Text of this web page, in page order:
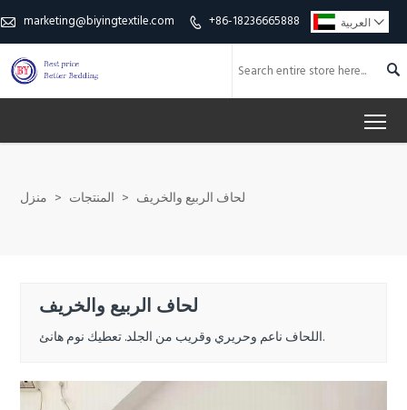
 marketing@biyingtextile.com  +86-18236665888 العربية 

منزل > المنتجات > لحاف الربيع والخريف
لحاف الربيع والخريف
اللحاف ناعم وحريري وقريب من الجلد. تعطيك نوم هانئ.